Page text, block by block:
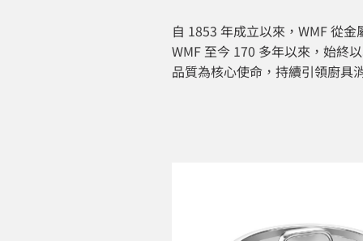
自 1853 年成立以來，WMF 從
WMF 至今 170 多年以來，始終
品質為核心使命，持續引領廚具